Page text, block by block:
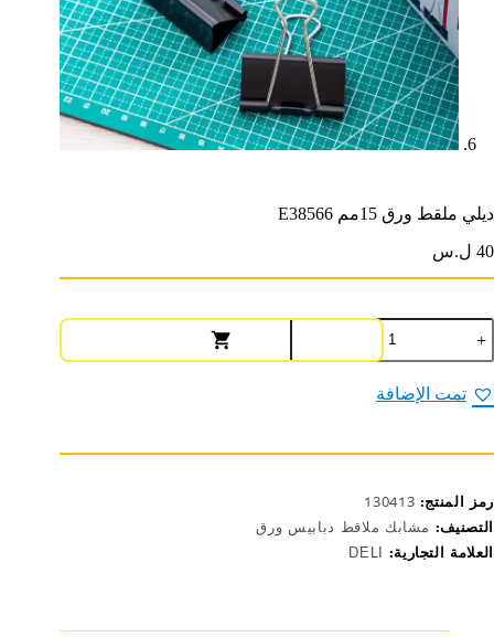
ديلي ملقط ورق 15مم E38566
40 ل.س
كمية
ديلي
ملقط
ورق
15مم
تمت الإضافة
رمز المنتج: 130413
التصنيف: مشابك ملاقط دبابيس ورق
العلامة التجارية: DELI